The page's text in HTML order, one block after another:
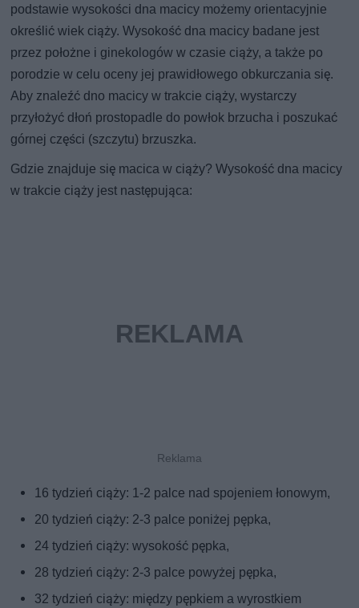
podstawie wysokości dna macicy możemy orientacyjnie
określić wiek ciąży. Wysokość dna macicy badane jest
przez położne i ginekologów w czasie ciąży, a także po
porodzie w celu oceny jej prawidłowego obkurczania się.
Aby znaleźć dno macicy w trakcie ciąży, wystarczy
przyłożyć dłoń prostopadle do powłok brzucha i poszukać
górnej części (szczytu) brzuszka.
Gdzie znajduje się macica w ciąży? Wysokość dna macicy
w trakcie ciąży jest następująca:
16 tydzień ciąży: 1-2 palce nad spojeniem łonowym,
20 tydzień ciąży: 2-3 palce poniżej pępka,
24 tydzień ciąży: wysokość pępka,
28 tydzień ciąży: 2-3 palce powyżej pępka,
32 tydzień ciąży: między pępkiem a wyrostkiem